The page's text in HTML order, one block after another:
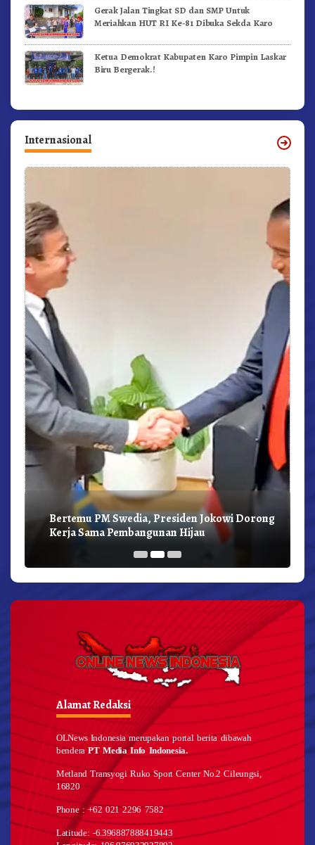
Gerak Jalan Tingkat SD dan SMP Untuk
Meriahkan HUT RI Ke-81 Dibuka Sekda Karo
Ketua Demokrat Kabupaten Karo Pimpin Laskar
Biru Bergerak.!
Internasional
Bertemu PM Swedia, Presiden Jokowi Dorong
Kerja Sama Pembangunan Hijau
Alamat Redaksi
OLNews Indonesia merupakan portal berita dibawah
benderaPT Media Info Indonesia.
Metland Transyogi Ruko Sport Center No.2 Cileungsi,
16820
Phone : +62 021 2296 7582
Latitude: -6.396887888419443